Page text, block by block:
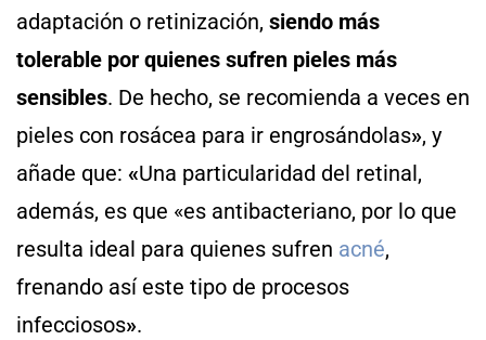
adaptación o retinización, siendo más
tolerable por quienes sufren pieles más
sensibles. De hecho, se recomienda a veces en
pieles con rosácea para ir engrosándolas», y
añade que: «Una particularidad del retinal,
además, es que «es antibacteriano, por lo que
resulta ideal para quienes sufren acné,
frenando así este tipo de procesos
infecciosos».